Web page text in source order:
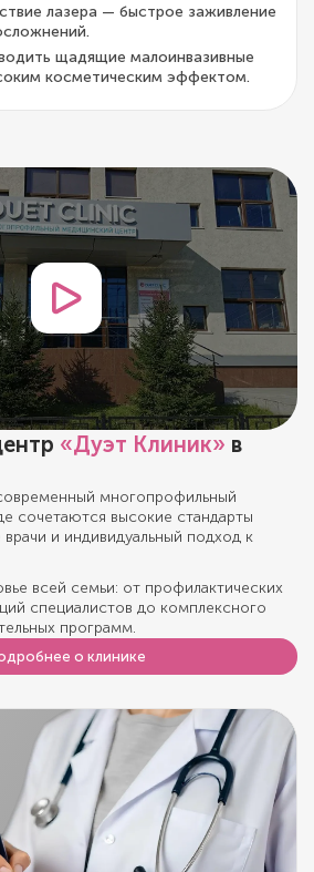
лазера — быстрое заживление
щадящие малоинвазивные
косметическим эффектом.
«Дуэт Клиник» в
многопрофильный
сочетаются высокие стандарты
и индивидуальный подход к
всей семьи: от профилактических
специалистов до комплексного
программ.
о клинике